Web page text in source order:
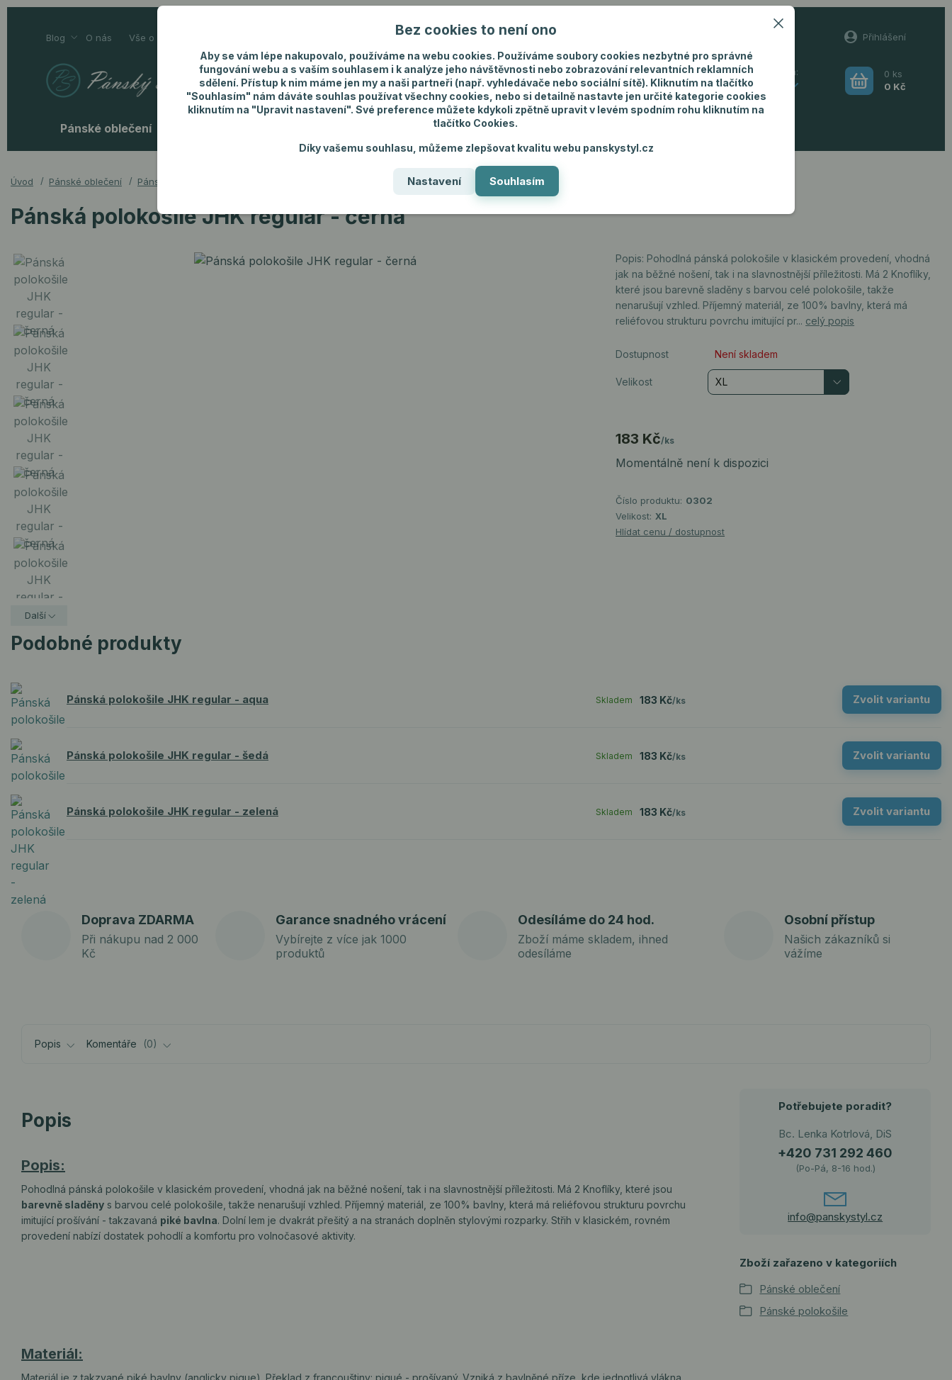
Blog O nás Vše o nákupu Nevíte si rady? Zavolejte. +420 731 292 460 Přihlášení
Hledat
0 ks
0 Kč
Pánské oblečení Pánské šperky
Úvod Pánské oblečení Pánské polokošile
Pánská polokošile JHK regular - černá
Další
Popis: Pohodlná pánská polokošile v klasickém provedení, vhodná
jak na běžné nošení, tak i na slavnostnější příležitosti. Má 2 Knoflíky,
které jsou barevně sladěny s barvou celé polokošile, takže
nenarušují vzhled. Příjemný materiál, ze 100% bavlny, která má
reliéfovou strukturu povrchu imitující pr... celý popis
Dostupnost Není skladem
Velikost
183 Kč/ks
Momentálně není k dispozici
Číslo produktu: 0302
Velikost: XL
Hlídat cenu / dostupnost
Podobné produkty
Pánská polokošile JHK regular - aqua 183 Kč/ks
Skladem Zvolit variantu
Pánská polokošile JHK regular - šedá 183 Kč/ks
Skladem Zvolit variantu
Pánská polokošile JHK regular - zelená 183 Kč/ks
Skladem Zvolit variantu
Doprava ZDARMA
Při nákupu nad 2 000
Kč
Garance snadného vrácení
Vybírejte z více jak 1000
produktů
Odesíláme do 24 hod.
Zboží máme skladem, ihned
odesíláme
Osobní přístup
Našich zákazníků si
vážíme
Popis Komentáře 0
Popis
Popis:
Pohodlná pánská polokošile v klasickém provedení, vhodná jak na běžné nošení, tak i na slavnostnější příležitosti. Má 2 Knoflíky, které jsou
barevně sladěny s barvou celé polokošile, takže nenarušují vzhled. Příjemný materiál, ze 100% bavlny, která má reliéfovou strukturu povrchu
imitující prošívání - takzavaná piké bavlna. Dolní lem je dvakrát přešitý a na stranách doplněn stylovými rozparky. Střih v klasickém, rovném
provedení nabízí dostatek pohodlí a komfortu pro volnočasové aktivity.
Materiál:
Materiál je z takzvané piké bavlny (anglicky pique). Překlad z francouštiny: piqué - prošívaný. Vzniká z bavlněné příze, kde jednotlivá vlákna
Potřebujete poradit?
Bc. Lenka Kotrlová, DiS
+420 731 292 460
(Po-Pá, 8-16 hod.)
info@panskystyl.cz
Zboží zařazeno v kategoriích
Pánské oblečení
Pánské polokošile
Bez cookies to není ono
Aby se vám lépe nakupovalo, používáme na webu cookies. Používáme soubory cookies nezbytné pro správné
fungování webu a s vaším souhlasem i k analýze jeho návštěvnosti nebo zobrazování relevantních reklamních
sdělení. Přístup k nim máme jen my a naši partneři (např. vyhledávače nebo sociální sítě). Kliknutím na tlačítko
"Souhlasím" nám dáváte souhlas používat všechny cookies, nebo si detailně nastavte jen určité kategorie cookies
kliknutím na "Upravit nastavení". Své preference můžete kdykoli zpětně upravit v levém spodním rohu kliknutím na
tlačítko Cookies.
Díky vašemu souhlasu, můžeme zlepšovat kvalitu webu panskystyl.cz
Nastavení Souhlasím